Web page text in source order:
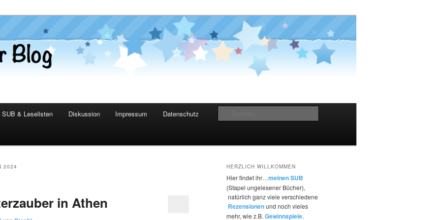
Blog
SUB & Leselisten Diskussion Impressum Datenschutz
2024
in Athen
HERZLICH WILLKOMMEN
Hier findet ihr…meinen SUB
(Stapel ungelesener Bücher),
natürlich ganz viele verschiedene
Rezensionenund noch vieles
mehr, wie z.B. Gewinnspiele.